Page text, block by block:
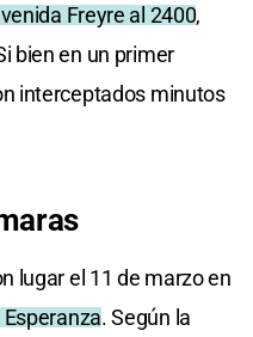
Freyre al 2400,
bien en un primer
interceptados minutos
lugar el 11 de marzo en
. Según la